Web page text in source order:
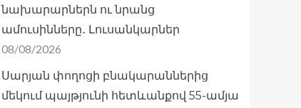
նախարարներն ու նրանց
ամուսինները․ Լուսանկարներ
08/08/2026
Սարյան փողոցի բնակարաններից
մեկում պայթյունի հետևանքով 55-ամյա